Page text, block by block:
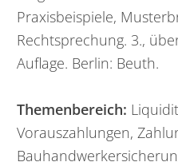
Praxisbeispiele,
Rechtsprechung. 3.,
Auflage. Berlin: Beuth.
Themenbereich:
Vorauszahlungen,